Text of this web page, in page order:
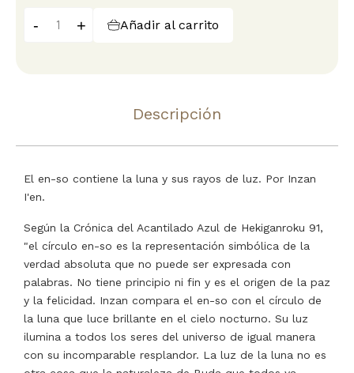
- + Añadir al carrito
Descripción
El en-so contiene la luna y sus rayos de luz. Por Inzan
I'en.
Según la Crónica del Acantilado Azul de Hekiganroku 91,
"el círculo en-so es la representación simbólica de la
verdad absoluta que no puede ser expresada con
palabras. No tiene principio ni fin y es el origen de la paz
y la felicidad. Inzan compara el en-so con el círculo de
la luna que luce brillante en el cielo nocturno. Su luz
ilumina a todos los seres del universo de igual manera
con su incomparable resplandor. La luz de la luna no es